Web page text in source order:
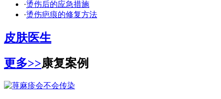
·烫伤后的应急措施
·烫伤疤痕的修复方法
皮肤医生
更多>>康复案例